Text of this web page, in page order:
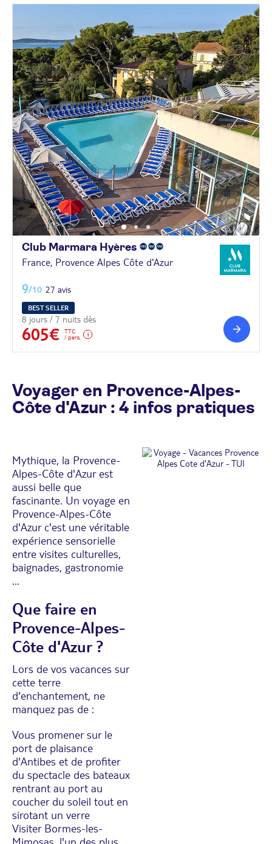
Club Marmara Hyères
France, Provence Alpes Côte d'Azur
9/10 27 avis
BEST SELLER
8 jours / 7 nuits dès
605€
TTC
/ pers.
Voyager en Provence-Alpes-
Côte d'Azur : 4 infos pratiques
Mythique, la Provence-
Alpes-Côte d'Azur est
aussi belle que
fascinante. Un voyage en
Provence-Alpes-Côte
d'Azur c'est une véritable
expérience sensorielle
entre visites culturelles,
baignades, gastronomie
...
Que faire en
Provence-Alpes-
Côte d'Azur ?
Lors de vos vacances sur
cette terre
d'enchantement, ne
manquez pas de :
Vous promener sur le
port de plaisance
d'Antibes et de profiter
du spectacle des bateaux
rentrant au port au
coucher du soleil tout en
sirotant un verre
Visiter Bormes-les-